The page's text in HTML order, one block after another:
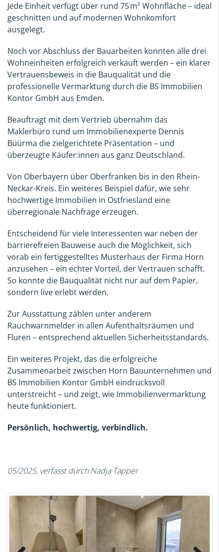
Jede Einheit verfügt über rund 75 m² Wohnfläche – ideal
geschnitten und auf modernen Wohnkomfort
ausgelegt.
Noch vor Abschluss der Bauarbeiten konnten alle drei
Wohneinheiten erfolgreich verkauft werden – ein klarer
Vertrauensbeweis in die Bauqualität und die
professionelle Vermarktung durch die BS Immobilien
Kontor GmbH aus Emden.
Beauftragt mit dem Vertrieb übernahm das
Maklerbüro rund um Immobilienexperte Dennis
Büürma die zielgerichtete Präsentation – und
überzeugte Käufer:innen aus ganz Deutschland.
Von Oberbayern über Oberfranken bis in den Rhein-
Neckar-Kreis. Ein weiteres Beispiel dafür, wie sehr
hochwertige Immobilien in Ostfriesland eine
überregionale Nachfrage erzeugen.
Entscheidend für viele Interessenten war neben der
barrierefreien Bauweise auch die Möglichkeit, sich
vorab ein fertiggestelltes Musterhaus der Firma Horn
anzusehen – ein echter Vorteil, der Vertrauen schafft.
So konnte die Bauqualität nicht nur auf dem Papier,
sondern live erlebt werden.
Zur Ausstattung zählen unter anderem
Rauchwarnmelder in allen Aufenthaltsräumen und
Fluren – entsprechend aktuellen Sicherheitsstandards.
Ein weiteres Projekt, das die erfolgreiche
Zusammenarbeit zwischen Horn Bauunternehmen und
BS Immobilien Kontor GmbH eindrucksvoll
unterstreicht – und zeigt, wie Immobilienvermarktung
heute funktioniert.
Persönlich, hochwertig, verbindlich.
05/2025, verfasst durch Nadja Tapper